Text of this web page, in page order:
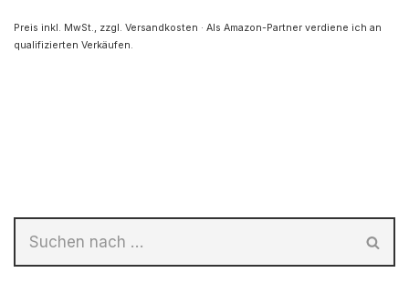
Preis inkl. MwSt., zzgl. Versandkosten · Als Amazon-Partner verdiene ich an
qualifizierten Verkäufen.